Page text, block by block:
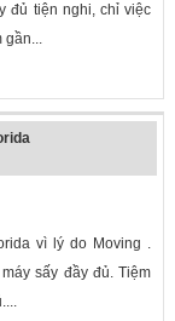
đủ tiện nghi, chỉ việc
gần...
vì lý do Moving .
sấy đầy đủ. Tiệm